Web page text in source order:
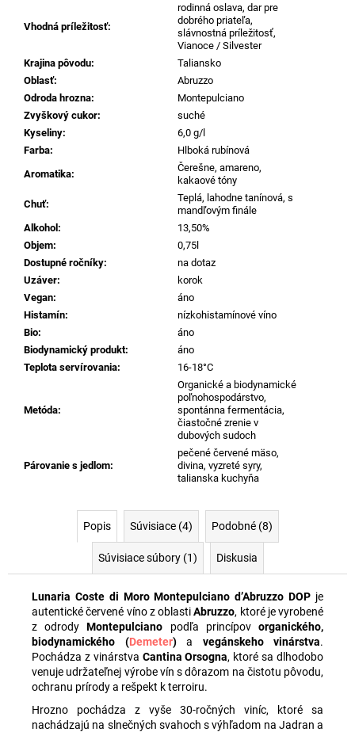
Vhodná príležitosť:
rodinná oslava, dar pre
dobrého priateľa,
slávnostná príležitosť,
Vianoce / Silvester
Krajina pôvodu:
Taliansko
Oblasť:
Abruzzo
Odroda hrozna:
Montepulciano
Zvyškový cukor:
suché
Kyseliny:
6,0 g/l
Farba:
Hlboká rubínová
Aromatika:
Čerešne, amareno,
kakaové tóny
Chuť:
Teplá, lahodne tanínová, s
mandľovým finále
Alkohol:
13,50%
Objem:
0,75l
Dostupné ročníky:
na dotaz
Uzáver:
korok
Vegan:
áno
Histamín:
nízkohistamínové víno
Bio:
áno
Biodynamický produkt:
áno
Teplota servírovania: 16-18°C
Metóda:
Organické a biodynamické
poľnohospodárstvo,
spontánna fermentácia,
čiastočné zrenie v
dubových sudoch
Párovanie s jedlom:
pečené červené mäso,
divina, vyzreté syry,
talianska kuchyňa
Popis Súvisiace (4) Podobné (8)
Súvisiace súbory (1) Diskusia
Lunaria Coste di Moro Montepulciano d’Abruzzo DOP je
autentické červené víno z oblastiAbruzzo, ktoré je vyrobené
z odrodyMontepulciano podľa princípovorganického,
biodynamického (Demeter)a vegánskeho vinárstva.
Pochádza z vinárstva Cantina Orsogna, ktoré sa dlhodobo
venuje udržateľnej výrobe vín s dôrazom na čistotu pôvodu,
ochranu prírody a rešpekt k terroiru.
Hrozno pochádza z vyše 30-ročných viníc, ktoré sa
nachádzajú na slnečných svahoch s výhľadom na Jadran a
a
e
CONFRATERNITA
DI
VALDOBBIADENE
EXTRA
DRY
PROSECCO
DOCG,
0,75L
REFERENČNÉ
PROSECCO
€25,95